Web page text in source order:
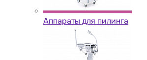
Аппараты для пилинга